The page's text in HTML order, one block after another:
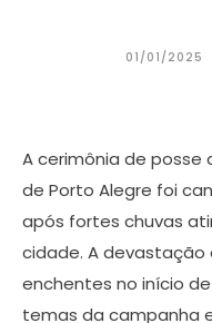
01/01/2025
A cerimônia de posse
de Porto Alegre foi
após fortes chuvas
cidade. A devastação
enchentes no início
temas da campanha